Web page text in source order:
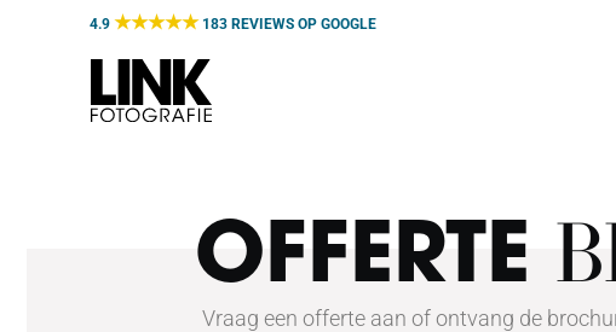
hoofd
4.9 ★★★★★183 REVIEWS OP GOOGLE
OFFERTE
Vraag een offerte aan of ontvang de